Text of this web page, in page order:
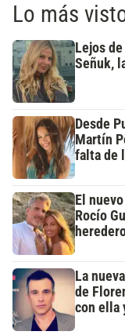
Lo más
Lejos
Señuk,
Desde
Martín
falta de
El
Rocío
La
de
con ella